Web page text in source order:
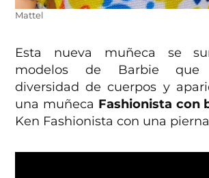
Mattel
Esta nueva muñeca se
modelos de Barbie
diversidad de cuerpos y
una muñeca Fashionista con
Ken Fashionista con una